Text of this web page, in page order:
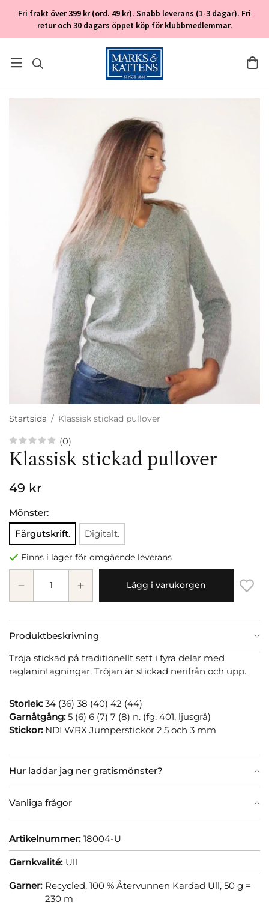
Fri frakt över 399 kr (ord. 49 kr). Snabb leverans (1-3 dagar). Fri
retur och 30 dagars öppet köp för klubbmedlemmar.
Startsida / Klassisk stickad pullover
(0)
Klassisk stickad pullover
49 kr
Mönster:
Färgutskrift.
Digitalt.
Finns i lager för omgående leverans
Lägg i varukorgen
Produktbeskrivning
Hur laddar jag ner gratismönster?
Vanliga frågor
Tröja stickad på traditionellt sett i fyra delar med
raglanintagningar. Tröjan är stickad nerifrån och upp.
Storlek:34 (36) 38 (40) 42 (44)
Garnåtgång:5 (6) 6 (7) 7 (8) n. (fg. 401, ljusgrå)
Stickor: NDLWRX Jumperstickor 2,5 och 3 mm
Artikelnummer: 18004-U
Garnkvalité: Ull
Garner: Recycled, 100 % Återvunnen Kardad Ull, 50 g =
230 m